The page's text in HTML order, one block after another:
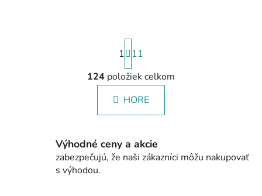
O
v
l
a
c
S
t
r
á
n
k
n
i
e
1
11
124 položiek celkom
HORE
Výhodné ceny a akcie
zabezpečujú, že naši zákazníci môžu nakupovať
s výhodou.